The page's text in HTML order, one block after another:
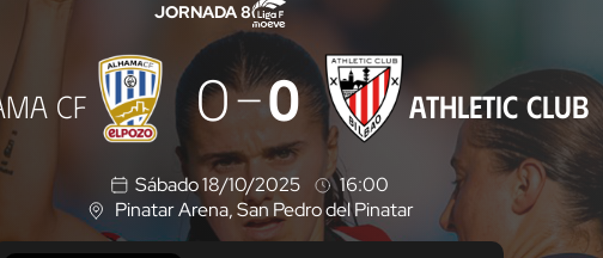
JORNADA 8
CF 0 0 ATHLETIC CLUB
Sábado 18/10/2025
16:00
U
b
Pinatar Arena, San Pedro del Pinatar